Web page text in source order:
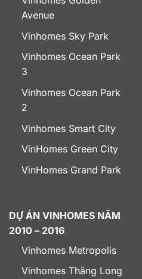
Avenue
Vinhomes Sky Park
Vinhomes Ocean Park
3
Vinhomes Ocean Park
2
Vinhomes Smart City
VinHomes Green City
VinHomes Grand Park
DỰ ÁN VINHOMES NĂM
2010 – 2016
Vinhomes Metropolis
Vinhomes Thăng Long